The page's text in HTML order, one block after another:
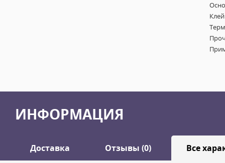
ИНФОРМАЦИЯ
Доставка Отзывы (0) Все